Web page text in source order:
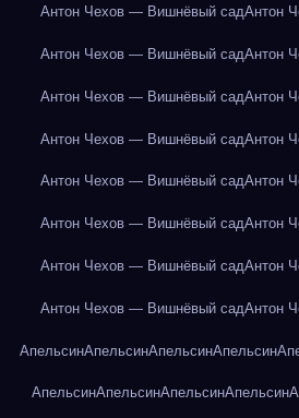
Антон Чехов — Вишнёвый садАнтон
Антон Чехов — Вишнёвый садАнтон
Антон Чехов — Вишнёвый садАнтон
Антон Чехов — Вишнёвый садАнтон
Антон Чехов — Вишнёвый садАнтон
Антон Чехов — Вишнёвый садАнтон
Антон Чехов — Вишнёвый садАнтон
Антон Чехов — Вишнёвый садАнтон
АпельсинАпельсинАпельсинАпельсин
АпельсинАпельсинАпельсинАпельсин